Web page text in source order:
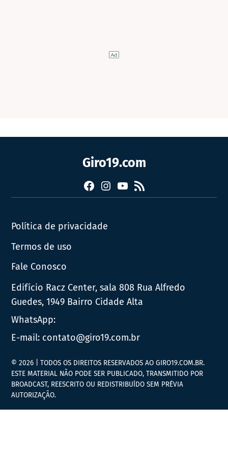
Giro19.com
Facebook
Instagram
YouTube
RSS
Política de privacidade
Termos de uso
Fale Conosco
Edifício Racz Center, sala 808 Rua Alfredo
Guedes, 1949 Bairro Cidade Alta
WhatsApp:
E-mail: contato@giro19.com.br
© 2026 | TODOS OS DIREITOS RESERVADOS AO GIRO19.COM.BR.
ESTE MATERIAL NÃO PODE SER PUBLICADO, TRANSMITIDO POR
BROADCAST, REESCRITO OU REDISTRIBUÍDO SEM PRÉVIA
AUTORIZAÇÃO.